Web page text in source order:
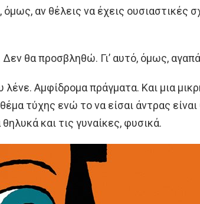
αν θέλεις να έχεις ουσιαστικές
θα προσβληθώ. Γι’ αυτό, όμως,
λένε. Αμφίδρομα πράγματα. Και μια
τύχης ενώ το να είσαι άντρας
θηλυκά και τις γυναίκες, φυσικά.